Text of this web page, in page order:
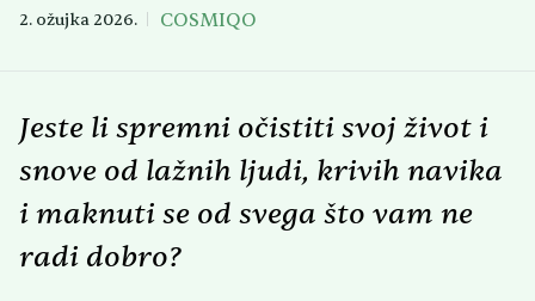
2. ožujka 2026. COSMIQO
Jeste li spremni očistiti svoj život i
snove od lažnih ljudi, krivih navika
i maknuti se od svega što vam ne
radi dobro?